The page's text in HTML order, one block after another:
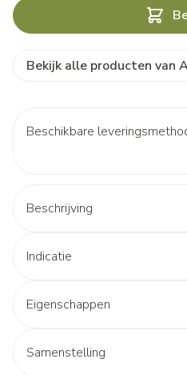
Bekijk alle producten van
Beschikbare
Beschrijving
Indicatie
Eigenschappen
Samenstelling